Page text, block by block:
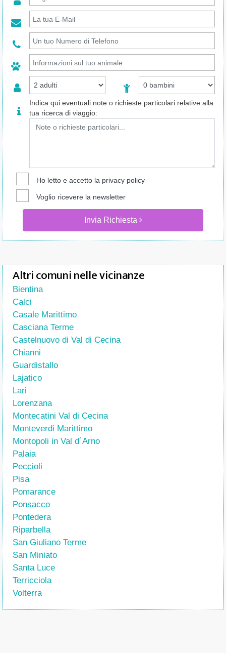
Indica qui eventuali note o richieste particolari relative alla
tua ricerca di viaggio:
Ho letto e accetto la privacy policy
Voglio ricevere la newsletter
Invia Richiesta
Altri comuni nelle vicinanze
Bientina
Calci
Casale Marittimo
Casciana Terme
Castelnuovo di Val di Cecina
Chianni
Guardistallo
Lajatico
Lari
Lorenzana
Montecatini Val di Cecina
Monteverdi Marittimo
Montopoli in Val d´Arno
Palaia
Peccioli
Pisa
Pomarance
Ponsacco
Pontedera
Riparbella
San Giuliano Terme
San Miniato
Santa Luce
Terricciola
Volterra